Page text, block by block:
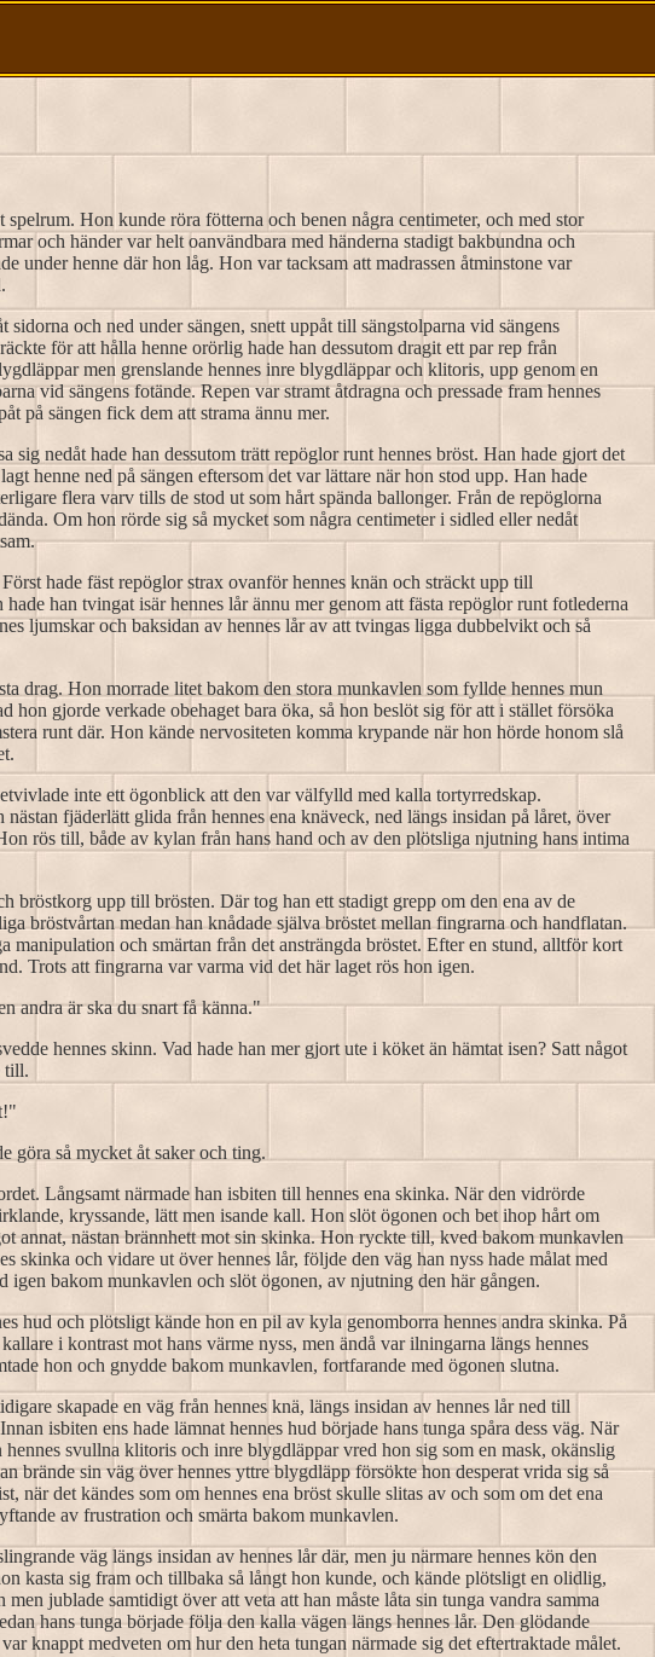
Hon kunde röra fötterna och benen några centimeter, och med stor
och händer var helt oanvändbara med händerna stadigt bakbundna och
under henne där hon låg. Hon var tacksam att madrassen åtminstone var
och ned under sängen, snett uppåt till sängstolparna vid sängens
för att hålla henne orörlig hade han dessutom dragit ett par rep från
men grenslande hennes inre blygdläppar och klitoris, upp genom en
vid sängens fotände. Repen var stramt åtdragna och pressade fram hennes
på sängen fick dem att strama ännu mer.
nedåt hade han dessutom trätt repöglor runt hennes bröst. Han hade gjort det
henne ned på sängen eftersom det var lättare när hon stod upp. Han hade
flera varv tills de stod ut som hårt spända ballonger. Från de repöglorna
Om hon rörde sig så mycket som några centimeter i sidled eller nedåt
hade fäst repöglor strax ovanför hennes knän och sträckt upp till
han tvingat isär hennes lår ännu mer genom att fästa repöglor runt fotlederna
ljumskar och baksidan av hennes lår av att tvingas ligga dubbelvikt och så
drag. Hon morrade litet bakom den stora munkavlen som fyllde hennes mun
gjorde verkade obehaget bara öka, så hon beslöt sig för att i stället försöka
runt där. Hon kände nervositeten komma krypande när hon hörde honom slå
inte ett ögonblick att den var välfylld med kalla tortyrredskap.
fjäderlätt glida från hennes ena knäveck, ned längs insidan på låret, över
rös till, både av kylan från hans hand och av den plötsliga njutning hans intima
bröstkorg upp till brösten. Där tog han ett stadigt grepp om den ena av de
bröstvårtan medan han knådade själva bröstet mellan fingrarna och handflatan.
och smärtan från det ansträngda bröstet. Efter en stund, alltför kort
Trots att fingrarna var varma vid det här laget rös hon igen.
andra är ska du snart få känna."
hennes skinn. Vad hade han mer gjort ute i köket än hämtat isen? Satt något
till.
göra så mycket åt saker och ting.
Långsamt närmade han isbiten till hennes ena skinka. När den vidrörde
kryssande, lätt men isande kall. Hon slöt ögonen och bet ihop hårt om
annat, nästan brännhett mot sin skinka. Hon ryckte till, kved bakom munkavlen
skinka och vidare ut över hennes lår, följde den väg han nyss hade målat med
igen bakom munkavlen och slöt ögonen, av njutning den här gången.
hud och plötsligt kände hon en pil av kyla genomborra hennes andra skinka. På
i kontrast mot hans värme nyss, men ändå var ilningarna längs hennes
hon och gnydde bakom munkavlen, fortfarande med ögonen slutna.
skapade en väg från hennes knä, längs insidan av hennes lår ned till
isbiten ens hade lämnat hennes hud började hans tunga spåra dess väg. När
svullna klitoris och inre blygdläppar vred hon sig som en mask, okänslig
brände sin väg över hennes yttre blygdläpp försökte hon desperat vrida sig så
när det kändes som om hennes ena bröst skulle slitas av och som om det ena
av frustration och smärta bakom munkavlen.
väg längs insidan av hennes lår där, men ju närmare hennes kön den
kasta sig fram och tillbaka så långt hon kunde, och kände plötsligt en olidlig,
jublade samtidigt över att veta att han måste låta sin tunga vandra samma
hans tunga började följa den kalla vägen längs hennes lår. Den glödande
knappt medveten om hur den heta tungan närmade sig det eftertraktade målet.